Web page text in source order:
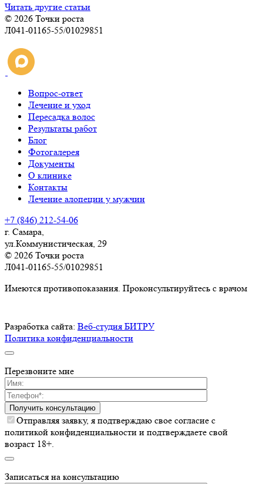
Читать другие статьи
© 2026 Точки роста
Л041-01165-55/01029851
Вопрос-ответ
Лечение и уход
Пересадка волос
Результаты работ
Блог
Фотогалерея
Документы
О клинике
Контакты
Лечение алопеции у мужчин
+7 (846) 212-54-06
г. Самара,
ул.Коммунистическая, 29
© 2026 Точки роста
Л041-01165-55/01029851
Имеются противопоказания. Проконсультируйтесь с врачом
Разработка сайта: Веб-студия БИТРУ
Политика конфиденциальности
Перезвоните мне
Получить консультацию
Отправляя заявку, я подтверждаю свое согласие с
политикой конфиденциальности и подтверждаете свой
возраст 18+.
Записаться на консультацию